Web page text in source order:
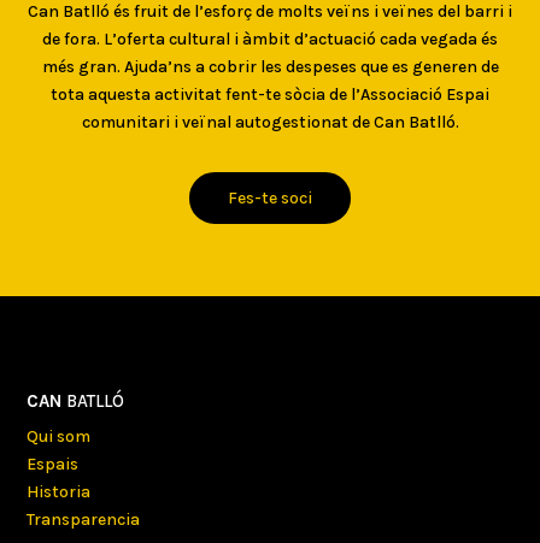
Can Batlló és fruit de l’esforç de molts veïns i veïnes del barri i
de fora. L’oferta cultural i àmbit d’actuació cada vegada és
més gran. Ajuda’ns a cobrir les despeses que es generen de
tota aquesta activitat fent-te sòcia de l’Associació Espai
comunitari i veïnal autogestionat de Can Batlló.
Fes-te soci
CAN BATLLÓ
Qui som
Espais
Historia
Transparencia